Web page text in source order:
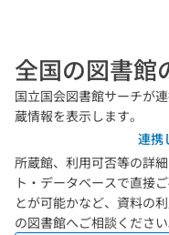
全国の図書館
国立国会図書館サーチが
蔵情報を表示します。
連携
所蔵館、利用可否等の詳
ト・データベースで直接
とが可能かなど、資料の
の図書館へご相談くださ